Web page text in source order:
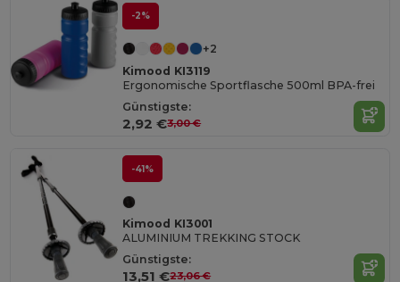
-2%
+2
Kimood KI3119
Ergonomische Sportflasche 500ml BPA-frei
Günstigste:
2,92 €3,00 €
-41%
Kimood KI3001
ALUMINIUM TREKKING STOCK
Günstigste:
13,51 €23,06 €